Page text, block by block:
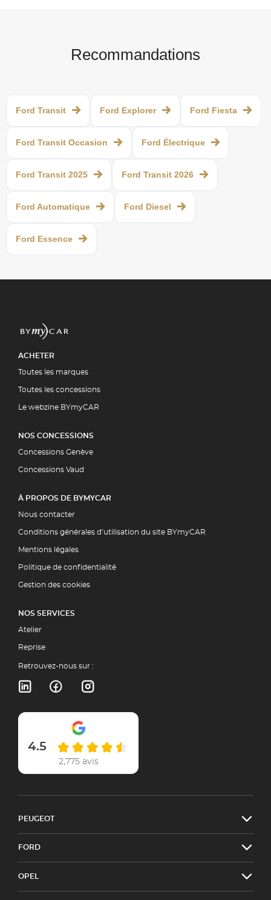
Recommandations
Ford Transit Ford Explorer Ford Fiesta
Ford Transit Occasion Ford Électrique
Ford Transit 2025 Ford Transit 2026
Ford Automatique Ford Diesel
Ford Essence
ACHETER
Toutes les marques
Toutes les concessions
Le webzine BYmyCAR
NOS CONCESSIONS
Concessions Genève
Concessions Vaud
À PROPOS DE BYMYCAR
Nous contacter
Conditions générales d’utilisation du site BYmyCAR
Mentions légales
Politique de confidentialité
Gestion des cookies
NOS SERVICES
Atelier
Reprise
Retrouvez-nous sur :
4.5
2,775 avis
PEUGEOT
FORD
OPEL